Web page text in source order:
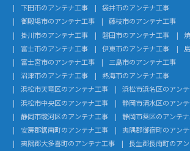
下田市のアンテナ工事
袋井市のアンテナ工事
御殿場市のアンテナ工事
藤枝市のアンテナ工事
掛川市のアンテナ工事
磐田市のアンテナ工事
富士市のアンテナ工事
伊東市のアンテナ工事
富士宮市のアンテナ工事
三島市のアンテナ工事
沼津市のアンテナ工事
熱海市のアンテナ工事
浜松市天竜区のアンテナ工事
浜松市浜名区のアン
浜松市中央区のアンテナ工事
静岡市清水区のアン
静岡市駿河区のアンテナ工事
静岡市葵区のアンテ
安房郡鋸南町のアンテナ工事
夷隅郡御宿町のアン
夷隅郡大多喜町のアンテナ工事
長生郡長南町のア